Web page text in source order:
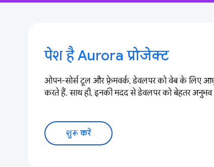
पेश है Aurora प्रोजेक्ट
ओपन-सोर्स टूल और फ़्रेमवर्क, डेवलपर को वेब के लिए
करते हैं. साथ ही, इनकी मदद से डेवलपर को बेहतर अनुभव
शुरू करें